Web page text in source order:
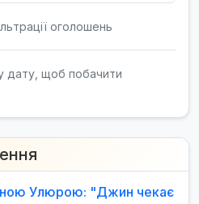
оголошень
дату, щоб побачити
Улюрою: "Джин чекає